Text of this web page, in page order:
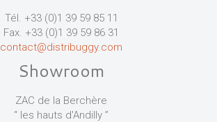
Tél. +33 (0)1 39 59 85 11
Fax. +33 (0)1 39 59 86 31
contact@distribuggy.com
Showroom
ZAC de la Berchère
“ les hauts d'Andilly ”